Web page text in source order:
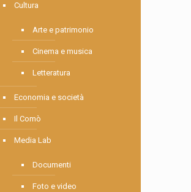
Cultura
Arte e patrimonio
Cinema e musica
Letteratura
Economia e società
Il Comò
Media Lab
Documenti
Foto e video